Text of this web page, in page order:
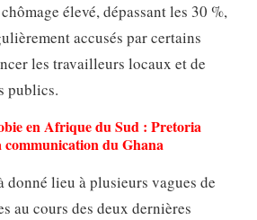
élevé, dépassant les 30 %,
accusés par certains
les travailleurs locaux et de
publics.
en Afrique du Sud : Pretoria
communication du Ghana
donné lieu à plusieurs vagues de
au cours des deux dernières